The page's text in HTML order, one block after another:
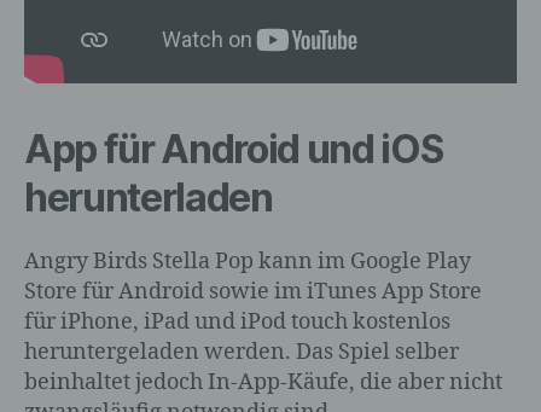
App für Android und iOS
herunterladen
Angry Birds Stella Pop kann im Google Play
Store für Android sowie im iTunes App Store
für iPhone, iPad und iPod touch kostenlos
heruntergeladen werden. Das Spiel selber
beinhaltet jedoch In-App-Käufe, die aber nicht
Betroffene Person ist jede identifizierte
oder identifizierbare natürliche Person,
deren personenbezogene Daten von dem
für die Verarbeitung Verantwortlichen
c) Verarbeitung
Verarbeitung ist jeder mit oder ohne Hilfe